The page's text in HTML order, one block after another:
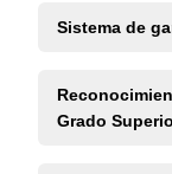
Sistema de
Grado